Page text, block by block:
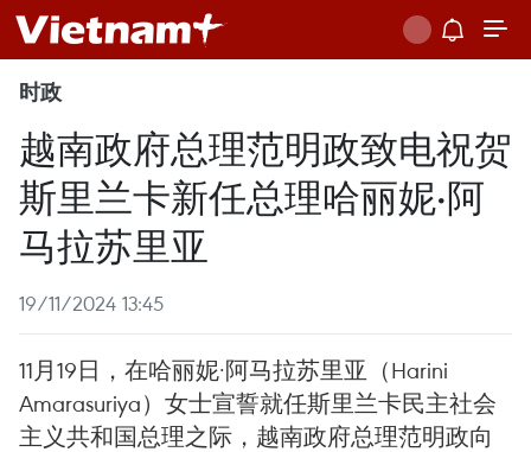
时政
越南政府总理范明政致电祝贺
斯里兰卡新任总理哈丽妮·阿
马拉苏里亚
19/11/2024 13:45
11月19日，在哈丽妮·阿马拉苏里亚（Harini
Amarasuriya）女士宣誓就任斯里兰卡民主社会
主义共和国总理之际，越南政府总理范明政向